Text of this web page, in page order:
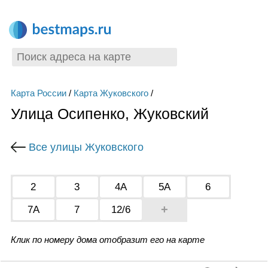
Карта России/ Карта Жуковского/
Улица Осипенко, Жуковский
Все улицы Жуковского
2 3 4А 5А
6
7А
7 12/6 +
Клик по номеру дома отобразит его на карте